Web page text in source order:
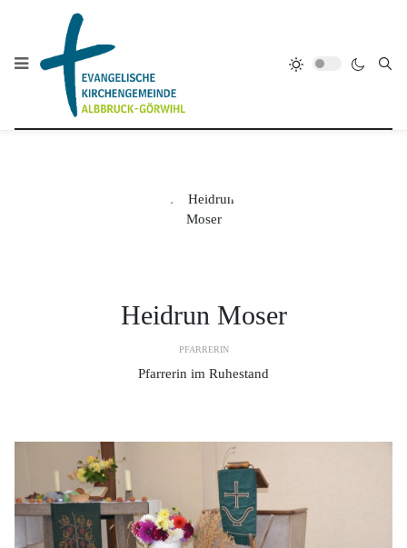
Heidrun Moser
PFARRERIN
Pfarrerin im Ruhestand